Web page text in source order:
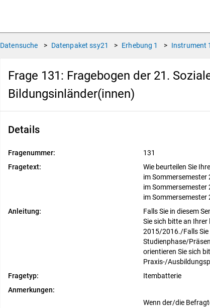
Datensuche > Datenpaket ssy21 > Erhebung 1 > Instrument 1
Frage 131: Fragebogen der 21.
Bildungsinländer(innen)
Details
Fragenummer:
131
Fragetext:
Wie beurteilen Sie
im Sommersemester
im Sommersemester
im Sommersemester
Anleitung:
Falls Sie in diesem
Sie sich bitte an
2015/2016./Falls Sie
Studienphase/
orientieren Sie sich
Praxis-/
Fragetyp:
Itembatterie
Anmerkungen:
Wenn der/die